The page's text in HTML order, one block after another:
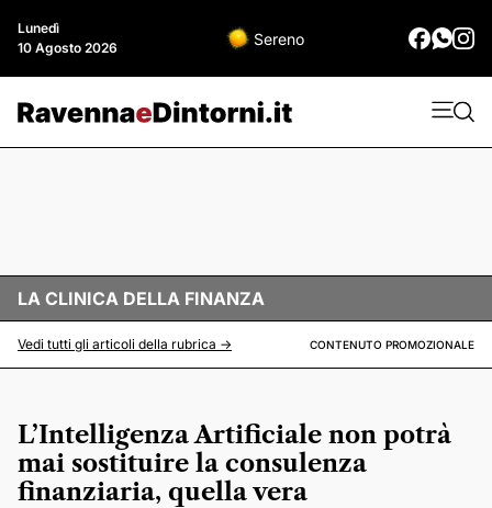
Lunedì
10 Agosto 2026
Sereno
LA CLINICA DELLA FINANZA
Vedi tutti gli articoli della rubrica -> CONTENUTO PROMOZIONALE
L’Intelligenza Artificiale non potrà
mai sostituire la consulenza
finanziaria, quella vera